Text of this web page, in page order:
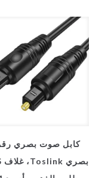
كابل صوت بصري